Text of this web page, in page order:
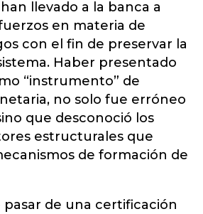
llevado a la banca a
en materia de
con el fin de preservar la
Haber presentado
“instrumento” de
no solo fue erróneo
que desconoció los
estructurales que
de formación de
pasar de una certificación